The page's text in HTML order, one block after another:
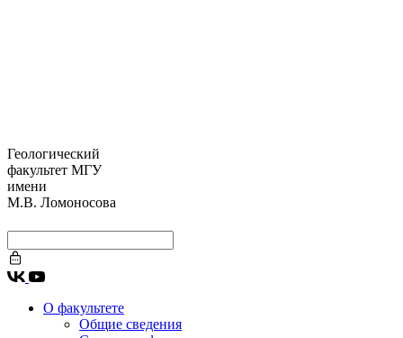
Геологический
факультет МГУ
имени
М.В. Ломоносова
О факультете
Общие сведения